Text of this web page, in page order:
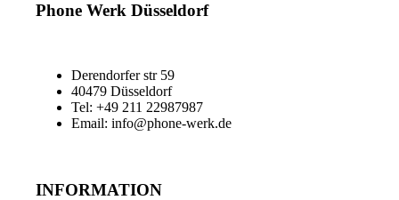
Phone Werk Düsseldorf
Derendorfer str 59
40479 Düsseldorf
Tel: +49 211 22987987
Email: info@phone-werk.de
INFORMATION